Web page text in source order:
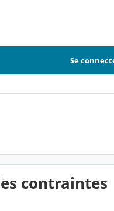
Se
contraintes